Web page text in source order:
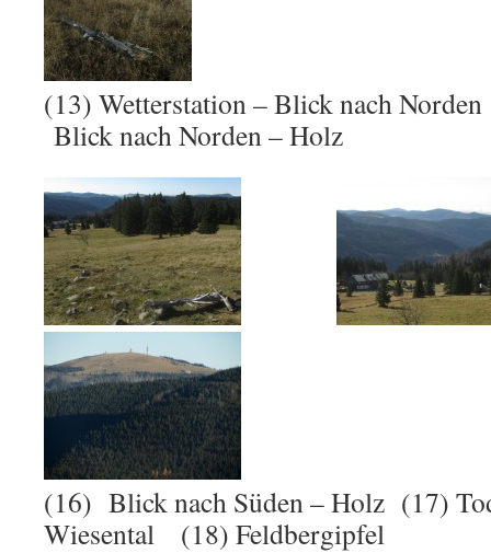
(13) Wetterstation – Blick nach
Blick nach Norden – Holz
(16) Blick nach Süden – Holz (17)
Wiesental (18) Feldbergipfel